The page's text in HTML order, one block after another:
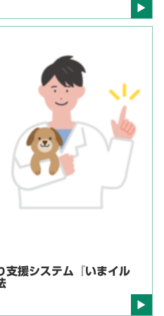
支援システム『いまイル